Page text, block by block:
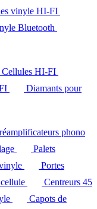
vinyle HI-FI
Bluetooth
Cellules HI-FI
Diamants pour
phono
Palets
Portes
Centreurs 45
Capots de